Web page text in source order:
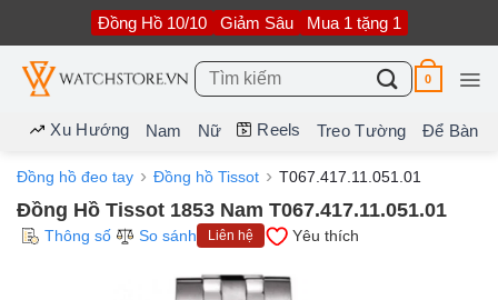
nội
dung
Đồng Hồ 10/10 Giảm Sâu Mua 1 tặng 1
Tìm
kiếm:
0
Xu Hướng Nam Nữ Reels Treo Tường Để Bàn
Đồng hồ đeo tay Đồng hồ Tissot T067.417.11.051.01
Đồng Hồ Tissot 1853 Nam T067.417.11.051.01
Thông số So sánh Liên hệ Yêu thích